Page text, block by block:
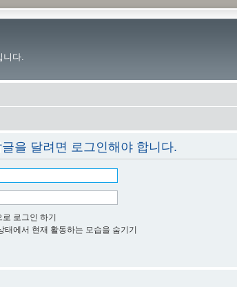
니다.
을 달려면 로그인해야 합니다.
로 로그인 하기
태에서 현재 활동하는 모습을 숨기기